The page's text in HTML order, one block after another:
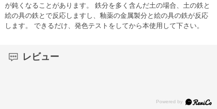
が鈍くなることがあります。 鉄分を多く含んだ土の場合、土の鉄と
絵の具の鉄とで反応しますし、釉薬の金属製分と絵の具の鉄が反応
します。 できるだけ、発色テストをしてから本使用して下さい。
レビュー